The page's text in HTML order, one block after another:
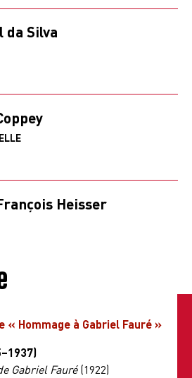
da Silva
Heisser
« Hommage à Gabriel Fauré »
Gabriel Fauré(1922)